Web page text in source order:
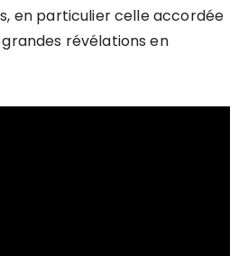
en particulier celle accordée
révélations en